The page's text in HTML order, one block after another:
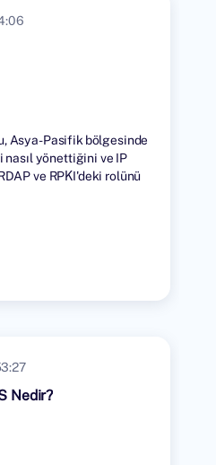
Asya-Pasifik bölgesinde
nasıl yönettiğini ve IP
ve RPKI'deki rolünü
Nedir?